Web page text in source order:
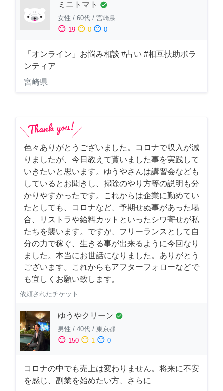
ミニトマト check_circle
女性 / 60代 / 宮崎県
sentiment_satisfied 19 sentiment_neutral 0 sentiment_dissatisfied 0
「オンライン」お悩み相談 #占い #相互扶助ボラ
ンティア
宮崎県
色々ありがとうございました。コロナで収入が減
りましたが、今日教えて貰いました事を実践して
いきたいと思います。ゆうやさんは講習会なども
しているとお聞きし、掃除のやり方等の説明も分
かりやすかったです。これからは企業に勤めてい
たとしても、コロナなど、予期せぬ事があった場
合、リストラや給料カットといったシワ寄せが私
たちを襲います。ですが、フリーランスとして自
分の力で稼ぐ、生きる事が出来るように今回なり
ました。本当にお世話になりました。ありがとう
ございます。これからもアフターフォローなどで
も宜しくお願い致します。
依頼されたチケット
ゆうやクリーン check_circle
男性 / 40代 / 東京都
sentiment_satisfied 150 sentiment_neutral 1 sentiment_dissatisfied 0
コロナの中でも売上は変わりません。将来に不安
を感じ、副業を始めたい方、さらに